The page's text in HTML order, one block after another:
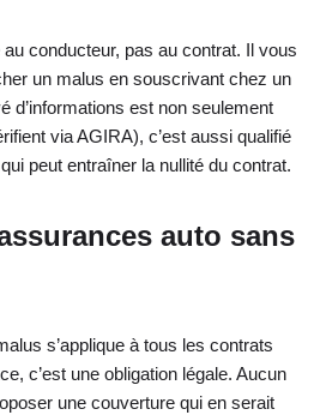
conducteur, pas au contrat. Il vous
un malus en souscrivant chez un
d’informations est non seulement
via AGIRA), c’est aussi qualifié
peut entraîner la nullité du contrat.
auto sans
s’applique à tous les contrats
c’est une obligation légale. Aucun
une couverture qui en serait